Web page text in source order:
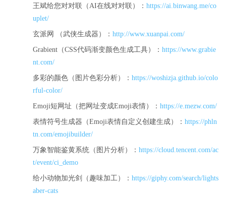
王斌给您对对联（AI在线对对联）： https://ai.binwang.me/co
uplet/
玄派网 （武侠生成器）： http://www.xuanpai.com/
Grabient（CSS代码渐变颜色生成工具）： https://www.grabie
nt.com/
多彩的颜色（图片色彩分析）： https://woshizja.github.io/colo
rful-color/
Emoji短网址（把网址变成Emoji表情）： https://e.mezw.com/
表情符号生成器（Emoji表情自定义创建生成）： https://phln
tn.com/emojibuilder/
万象智能鉴黄系统（图片分析）： https://cloud.tencent.com/ac
t/event/ci_demo
给小动物加光剑（趣味加工）： https://giphy.com/search/lights
aber-cats